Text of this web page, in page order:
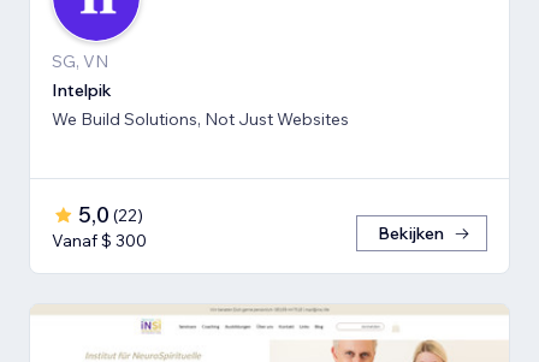
SG, VN
Intelpik
We Build Solutions, Not Just Websites
5,0 (22)
Vanaf $ 300
Bekijken